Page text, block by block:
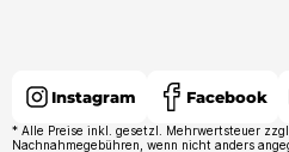
Instagram Facebook
* Alle Preise inkl. gesetzl. Mehrwertsteuer zzgl.
Nachnahmegebühren, wenn nicht anders